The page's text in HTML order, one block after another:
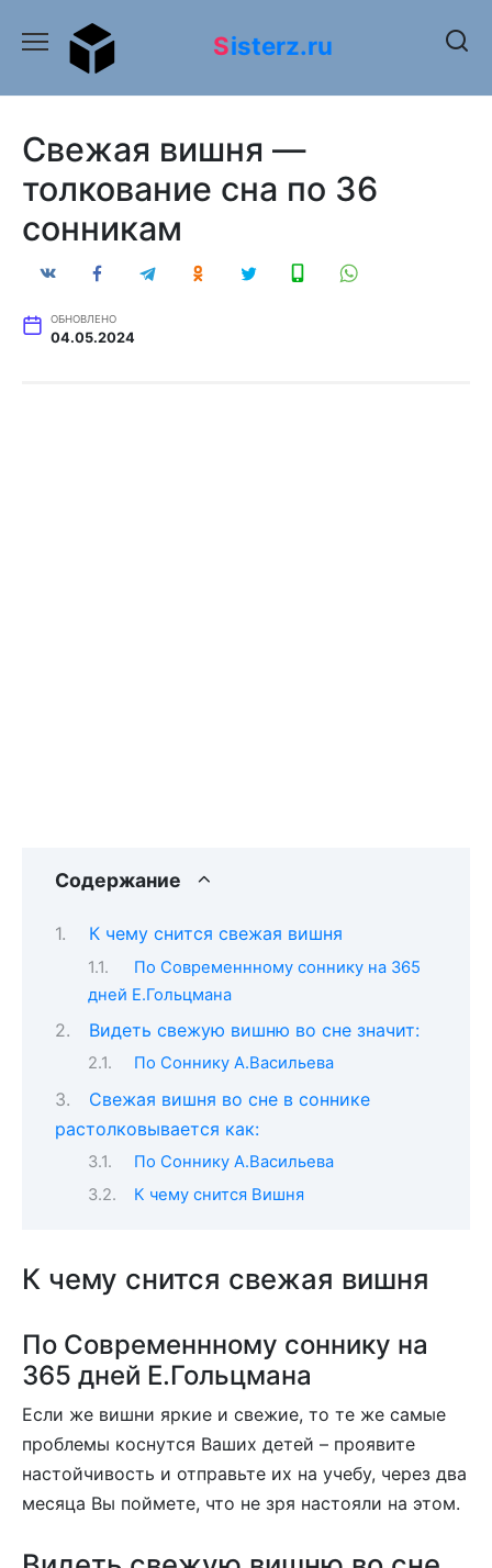
содержанию
Sisterz.ru
Свежая вишня —
толкование сна по 36
сонникам
ОБНОВЛЕНО
04.05.2024
Содержание
К чему снится свежая вишня
По Современнному соннику на 365
дней Е.Гольцмана
Видеть свежую вишню во сне значит:
По Соннику А.Васильева
Свежая вишня во сне в соннике
растолковывается как:
По Соннику А.Васильева
К чему снится Вишня
К чему снится свежая вишня
По Современнному соннику на
365 дней Е.Гольцмана
Если же вишни яркие и свежие, то те же самые
проблемы коснутся Ваших детей – проявите
настойчивость и отправьте их на учебу, через два
месяца Вы поймете, что не зря настояли на этом.